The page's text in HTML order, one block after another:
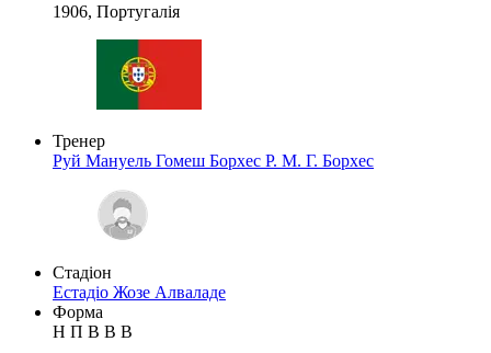
1906, Португалія
Тренер
Руй Мануель Гомеш Борхес Р. М. Г. Борхес
Стадіон
Естадіо Жозе Алваладе
Форма
Н П В В В